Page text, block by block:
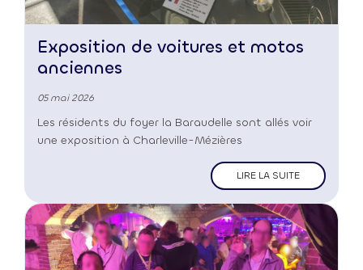
Exposition de voitures et motos
anciennes
05 mai 2026
Les résidents du foyer la Baraudelle sont allés voir
une exposition à Charleville-Mézières
LIRE LA SUITE